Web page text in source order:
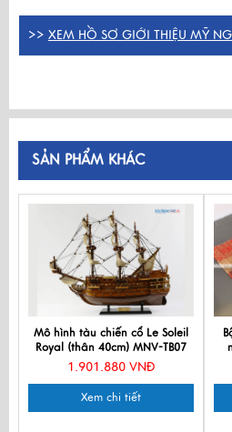
>> XEM HỒ SƠ GIỚI THIỆU MỸ
SẢN PHẨM KHÁC
Mô hình tàu chiến cổ Le Soleil
Royal (thân 40cm) MNV-TB07
1.901.880 VNĐ
Xem chi tiết